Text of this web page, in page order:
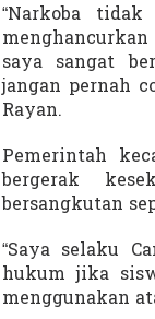
“Narkoba
saya sangat
jangan pernah
Rayan.
Pemerintah
bergerak
bersangkutan
“Saya selaku
hukum jika
menggunakan